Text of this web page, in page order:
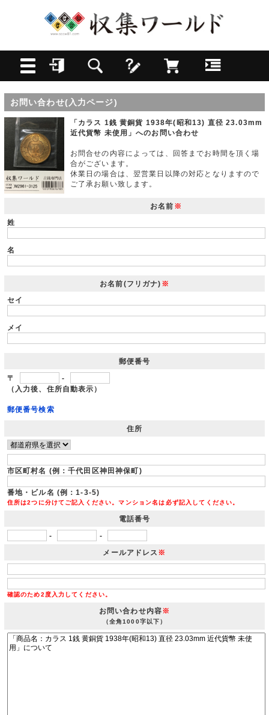
お問い合わせ(入力ページ)
「カラス 1銭 黄銅貨 1938年(昭和13) 直径 23.03mm
近代貨幣 未使用」へのお問い合わせ
お問合せの内容によっては、回答までお時間を頂く場
合がございます。
休業日の場合は、翌営業日以降の対応となりますので
ご了承お願い致します。
お名前 ※
姓
名
お名前(フリガナ) ※
セイ
メイ
郵便番号
〒
-
（入力後、住所自動表示）
郵便番号検索
住所
市区町村名 (例：千代田区神田神保町)
番地・ビル名 (例：1-3-5)
住所は2つに分けてご記入ください。マンション名は必ず記入してください。
電話番号
- -
メールアドレス ※
確認のため2度入力してください。
お問い合わせ内容※
（全角1000字以下）